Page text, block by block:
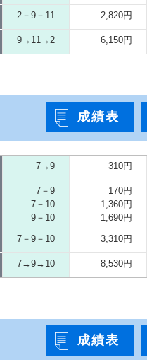
2－9－11 2,820円
9→11→2 6,150円
成績表
7→9 310円
7－9
7－10
9－10
170円
1,360円
1,690円
7－9－10 3,310円
7→9→10 8,530円
成績表